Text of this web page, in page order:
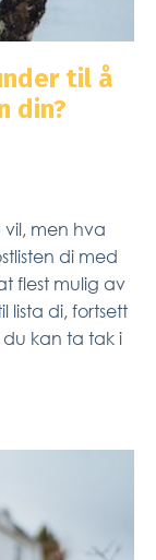
til å
din?
men hva
di med
flest mulig av
lista di, fortsett
kan ta tak i